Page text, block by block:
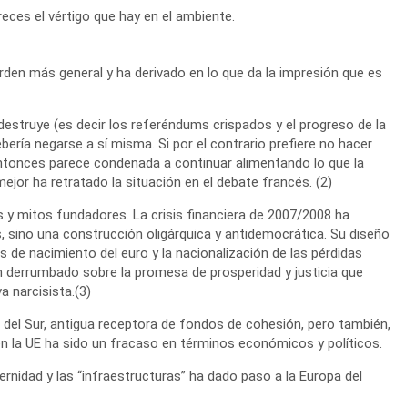
el vértigo que hay en el ambiente.
más general y ha derivado en lo que da la impresión que es
(es decir los referéndums crispados y el progreso de la
negarse a sí misma. Si por el contrario prefiere no hacer
parece condenada a continuar alimentando lo que la
ha retratado la situación en el debate francés. (2)
y mitos fundadores. La crisis financiera de 2007/2008 ha
una construcción oligárquica y antidemocrática. Su diseño
nacimiento del euro y la nacionalización de las pérdidas
sobre la promesa de prosperidad y justicia que
narcisista.(3)
Sur, antigua receptora de fondos de cohesión, pero también,
la UE ha sido un fracaso en términos económicos y políticos.
y las “infraestructuras” ha dado paso a la Europa del